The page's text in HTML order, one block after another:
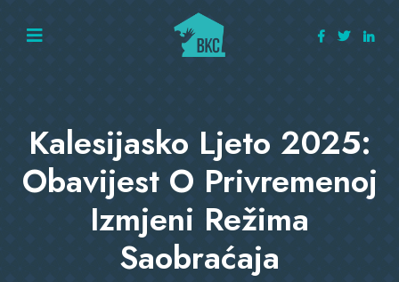
Kalesijasko Ljeto 2025:
Obavijest O Privremenoj
Izmjeni Režima
Saobraćaja